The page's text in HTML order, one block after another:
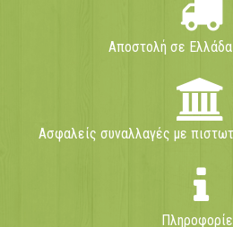
Αποστολή σε
Ασφαλείς συναλλαγές με